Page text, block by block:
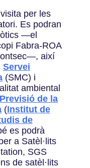
per les
Es podran
—el
Fabra-ROA
així
Servei
(SMC) i
ambiental
de la
(Institut de
de
es podrà
a Satèl·lits
SGS
de satèl·lits